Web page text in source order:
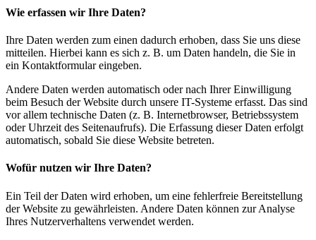
Wie erfassen wir Ihre Daten?
Ihre Daten werden zum einen dadurch erhoben, dass Sie uns diese
mitteilen. Hierbei kann es sich z. B. um Daten handeln, die Sie in
ein Kontaktformular eingeben.
Andere Daten werden automatisch oder nach Ihrer Einwilligung
beim Besuch der Website durch unsere IT-Systeme erfasst. Das sind
vor allem technische Daten (z. B. Internetbrowser, Betriebssystem
oder Uhrzeit des Seitenaufrufs). Die Erfassung dieser Daten erfolgt
automatisch, sobald Sie diese Website betreten.
Wofür nutzen wir Ihre Daten?
Ein Teil der Daten wird erhoben, um eine fehlerfreie Bereitstellung
der Website zu gewährleisten. Andere Daten können zur Analyse
Ihres Nutzerverhaltens verwendet werden.